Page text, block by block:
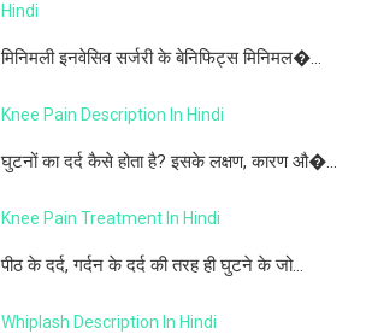
Hindi
मिनिमली इनवेसिव सर्जरी के बेनिफिट्स मिनिमल�...
Knee Pain Description In Hindi
घुटनों का दर्द कैसे होता है? इसके लक्षण, कारण औ�...
Knee Pain Treatment In Hindi
पीठ के दर्द, गर्दन के दर्द की तरह ही घुटने के जो...
Whiplash Description In Hindi